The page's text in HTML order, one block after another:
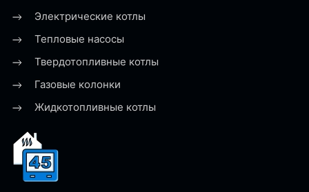
Электрические котлы
Тепловые насосы
Твердотопливные котлы
Газовые колонки
Жидкотопливные котлы